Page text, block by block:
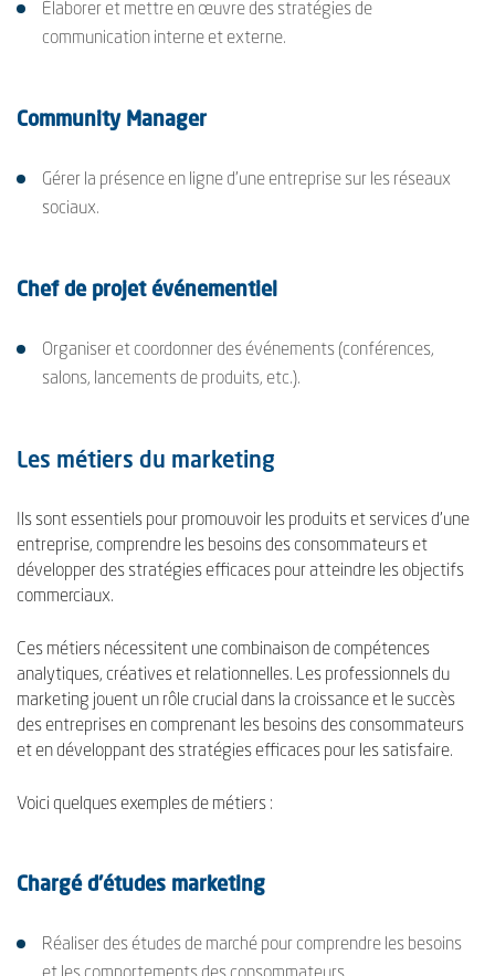
Élaborer et mettre en œuvre des stratégies de
communication interne et externe.
Community Manager
Gérer la présence en ligne d'une entreprise sur les réseaux
sociaux.
Chef de projet événementiel
Organiser et coordonner des événements (conférences,
salons, lancements de produits, etc.).
Les métiers du marketing
Ils sont essentiels pour promouvoir les produits et services d'une
entreprise, comprendre les besoins des consommateurs et
développer des stratégies efficaces pour atteindre les objectifs
commerciaux.
Ces métiers nécessitent une combinaison de compétences
analytiques, créatives et relationnelles. Les professionnels du
marketing jouent un rôle crucial dans la croissance et le succès
des entreprises en comprenant les besoins des consommateurs
et en développant des stratégies efficaces pour les satisfaire.
Voici quelques exemples de métiers :
Chargé d'études marketing
Réaliser des études de marché pour comprendre les besoins